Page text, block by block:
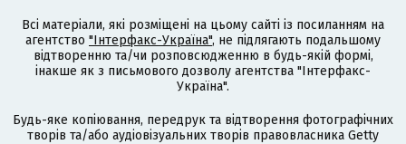
Всі матеріали, які розміщені на цьому сайті із посиланням на
агентство "Інтерфакс-Україна", не підлягають подальшому
відтворенню та/чи розповсюдженню в будь-якій формі,
інакше як з письмового дозволу агентства "Інтерфакс-
Україна".
Будь-яке копіювання, передрук та відтворення фотографічних
творів та/або аудіовізуальних творів правовласника Getty